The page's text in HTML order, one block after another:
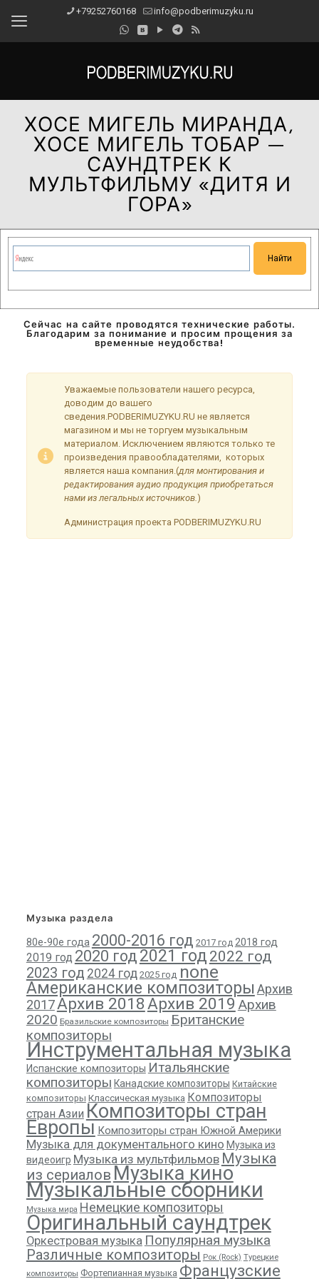
+79252760168 info@podberimuzyku.ru
ХОСЕ МИГЕЛЬ МИРАНДА,
ХОСЕ МИГЕЛЬ ТОБАР —
САУНДТРЕК К
МУЛЬТФИЛЬМУ «ДИТЯ И
ГОРА»
Сейчас на сайте проводятся технические работы.
Благодарим за понимание и просим прощения за
временные неудобства!
Уважаемые пользователи нашего ресурса,
доводим до вашего
сведения.PODBERIMUZYKU.RU не является
магазином и мы не торгуем музыкальным
материалом. Исключением являются только те
произведения правообладателями, которых
является наша компания.(для монтирования и
редактирования аудио продукция приобретаться
нами из легальных источников.)
Администрация проекта PODBERIMUZYKU.RU
Музыка раздела
80е-90е года 2000-2016 год 2017 год 2018 год
2019 год 2020 год 2021 год 2022 год
2023 год 2024 год 2025 год none
Американские композиторы Архив
2017Архив 2018Архив 2019 Архив
2020 Бразильские композиторы Британские
композиторы
Инструментальная музыка
Испанские композиторы Итальянские
композиторы Канадские композиторы Китайские
композиторы Классическая музыка Композиторы
стран Азии Композиторы стран
Европы Композиторы стран Южной Америки
Музыка для документального кино Музыка из
видеоигр Музыка из мультфильмов Музыка
из сериалов Музыка кино
Музыкальные сборники
Музыка мира Немецкие композиторы
Оригинальный саундтрек
Оркестровая музыка Популярная музыка
Различные композиторы Рок (Rock) Турецкие
композиторы Фортепианная музыка Французские